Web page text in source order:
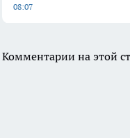
08:07
Комментарии на этой